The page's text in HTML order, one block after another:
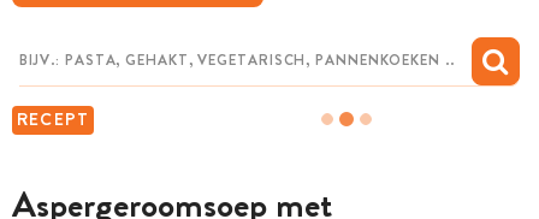
RECEPT
Aspergeroomsoep met
MIJN BEWAARDE RECEPTEN